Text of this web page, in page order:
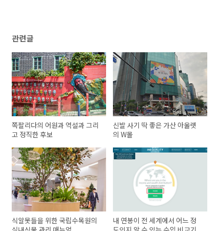
관련글
쪽팔리다의 어원과 역설과 그리
고 정직한 후보
신발 사기 딱 좋은 가산 아울렛
의 W몰
식알못들을 위한 국립수목원의
내 연봉이 전 세계에서 어느 정